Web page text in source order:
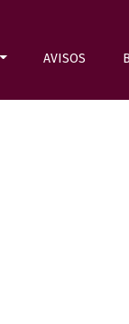
AVISOS